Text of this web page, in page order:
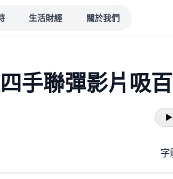
生活財經 關於我們
手聯彈影片吸
字